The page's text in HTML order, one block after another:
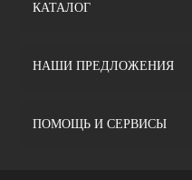
КАТАЛОГ
НАШИ ПРЕДЛОЖЕНИЯ
ПОМОЩЬ И СЕРВИСЫ